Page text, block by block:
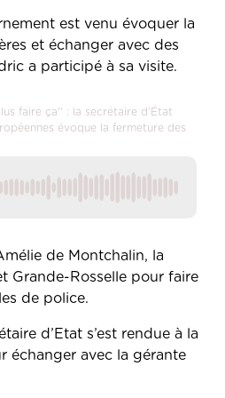
est venu évoquer la
et échanger avec des
a participé à sa visite.
faire ça'' : la secrétaire d’État
évoque la fermeture des
de Montchalin, la
Grande-Rosselle pour faire
de police.
d’Etat s’est rendue à la
échanger avec la gérante